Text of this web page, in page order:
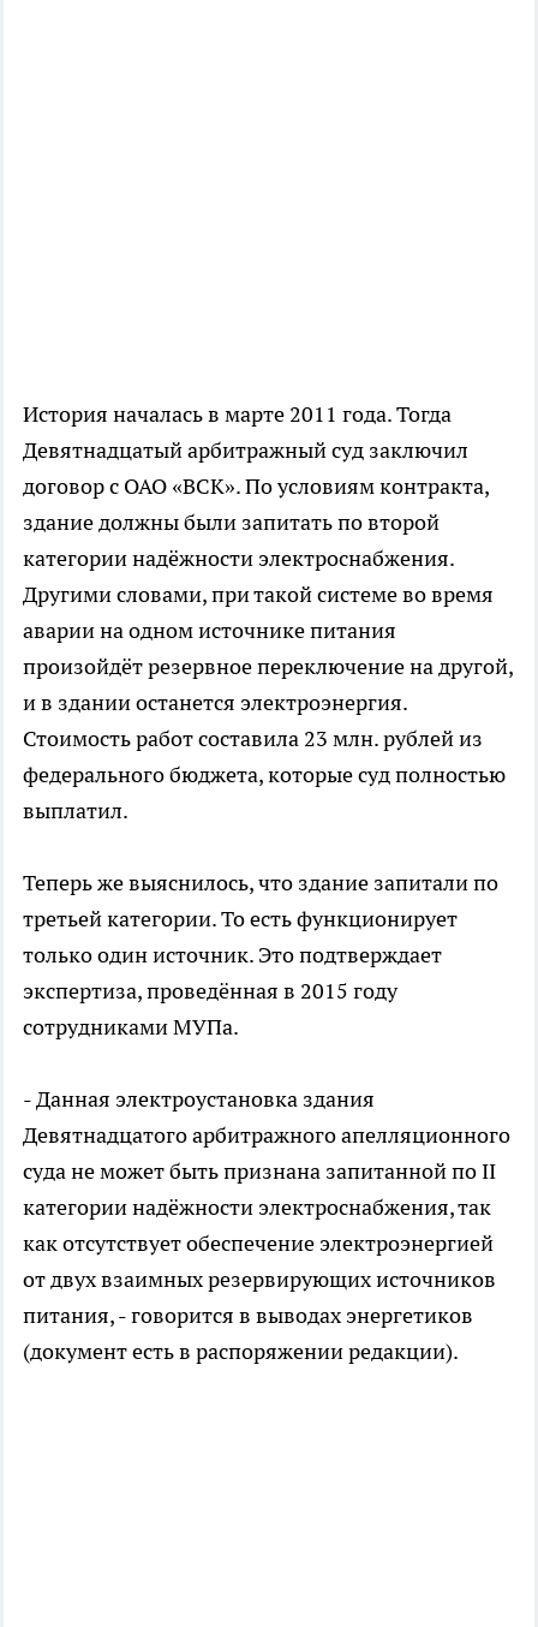
История началась в марте 2011 года. Тогда
Девятнадцатый арбитражный суд заключил
договор с ОАО «ВСК». По условиям контракта,
здание должны были запитать по второй
категории надёжности электроснабжения.
Другими словами, при такой системе во время
аварии на одном источнике питания
произойдёт резервное переключение на другой,
и в здании останется электроэнергия.
Стоимость работ составила 23 млн. рублей из
федерального бюджета, которые суд полностью
выплатил.
Теперь же выяснилось, что здание запитали по
третьей категории. То есть функционирует
только один источник. Это подтверждает
экспертиза, проведённая в 2015 году
сотрудниками МУПа.
- Данная электроустановка здания
Девятнадцатого арбитражного апелляционного
суда не может быть признана запитанной по II
категории надёжности электроснабжения, так
как отсутствует обеспечение электроэнергией
от двух взаимных резервирующих источников
питания, - говорится в выводах энергетиков
(документ есть в распоряжении редакции).